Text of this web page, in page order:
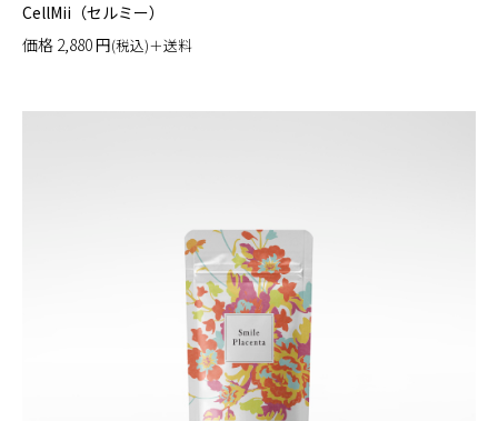
CellMii（セルミー）
価格 2,880円(税込)＋送料